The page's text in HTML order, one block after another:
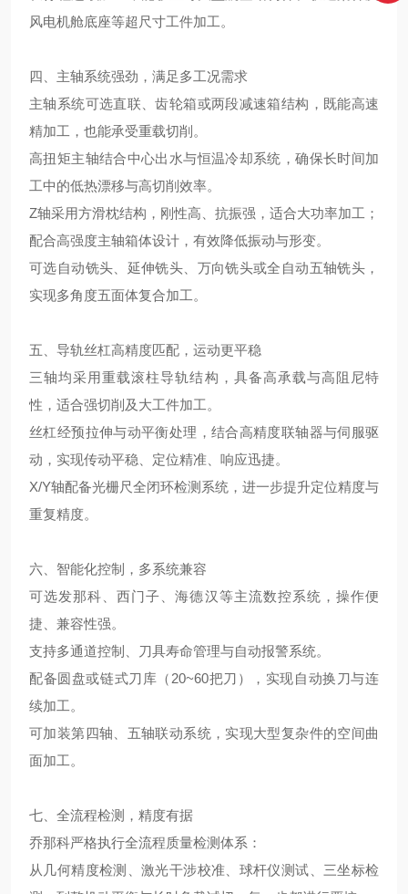
风电机舱底座等超尺寸工件加工。
四、主轴系统强劲，满足多工况需求
主轴系统可选直联、齿轮箱或两段减速箱结构，既能高速
精加工，也能承受重载切削。
高扭矩主轴结合中心出水与恒温冷却系统，确保长时间加
工中的低热漂移与高切削效率。
Z轴采用方滑枕结构，刚性高、抗振强，适合大功率加工；
配合高强度主轴箱体设计，有效降低振动与形变。
可选自动铣头、延伸铣头、万向铣头或全自动五轴铣头，
实现多角度五面体复合加工。
五、导轨丝杠高精度匹配，运动更平稳
三轴均采用重载滚柱导轨结构，具备高承载与高阻尼特
性，适合强切削及大工件加工。
丝杠经预拉伸与动平衡处理，结合高精度联轴器与伺服驱
动，实现传动平稳、定位精准、响应迅捷。
X/Y轴配备光栅尺全闭环检测系统，进一步提升定位精度与
重复精度。
六、智能化控制，多系统兼容
可选发那科、西门子、海德汉等主流数控系统，操作便
捷、兼容性强。
支持多通道控制、刀具寿命管理与自动报警系统。
配备圆盘或链式刀库（20~60把刀），实现自动换刀与连
续加工。
可加装第四轴、五轴联动系统，实现大型复杂件的空间曲
面加工。
七、全流程检测，精度有据
乔那科严格执行全流程质量检测体系：
从几何精度检测、激光干涉校准、球杆仪测试、三坐标检